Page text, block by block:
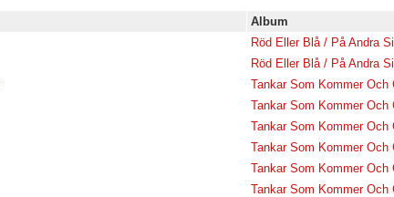
Album
Röd Eller Blå / På Andra
Röd Eller Blå / På Andra
Tankar Som Kommer Och
Tankar Som Kommer Och
Tankar Som Kommer Och
Tankar Som Kommer Och
Tankar Som Kommer Och
Tankar Som Kommer Och